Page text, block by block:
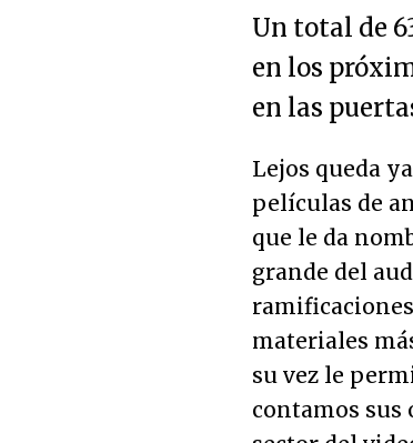
Un total de
en los
en las
Lejos queda
películas de
que le da
grande del
materiales
su vez le
contamos sus